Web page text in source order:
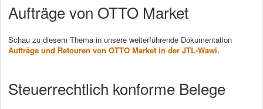
Aufträge von OTTO Market
Schau zu diesem Thema in unsere weiterführende Dokumentation
Aufträge und Retouren von OTTO Market in der JTL-Wawi.
Steuerrechtlich konforme Belege